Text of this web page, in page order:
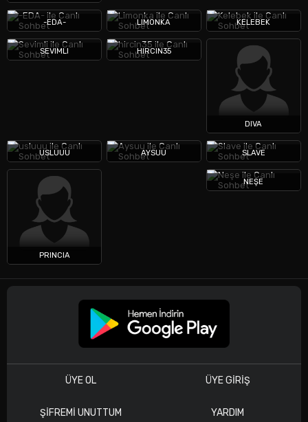
-EDA- LIMONKA KELEBEK
SEVIMLI HIRCIN35
DIVA
USLUUU AYSUU SLAVE
PRINCIA
NEŞE
ÜYE OL ÜYE GIRIŞ
ŞIFREMI UNUTTUM YARDIM